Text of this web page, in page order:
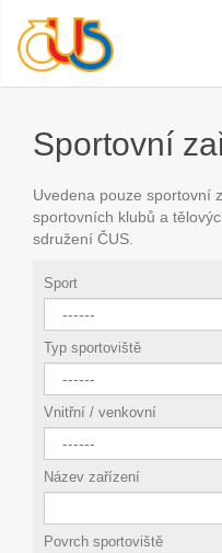
Sportovní
Uvedena pouze sportovní
sportovních klubů a
sdružení ČUS.
Sport
Typ sportoviště
Vnitřní / venkovní
Název zařízení
Povrch sportoviště